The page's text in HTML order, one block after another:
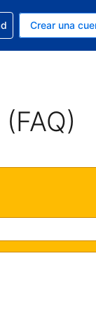
de EEUU
usando es
reserva
Crear una